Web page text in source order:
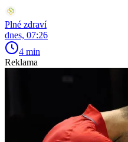
Plné zdraví
dnes, 07:26
4 min
Reklama